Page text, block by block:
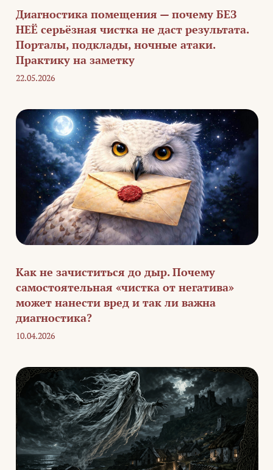
Диагностика помещения — почему БЕЗ
НЕЁ серьёзная чистка не даст результата.
Порталы, подклады, ночные атаки.
Практику на заметку
22.05.2026
Как не зачиститься до дыр. Почему
самостоятельная «чистка от негатива»
может нанести вред и так ли важна
диагностика?
10.04.2026